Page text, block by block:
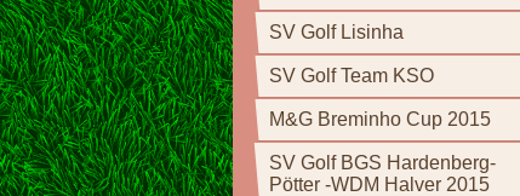
SV Golf Lisinha
SV Golf Team KSO
M&G Breminho Cup 2015
SV Golf BGS Hardenberg-
Pötter -WDM Halver 2015